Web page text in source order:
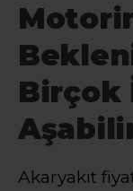
Birçok
Akaryakıt